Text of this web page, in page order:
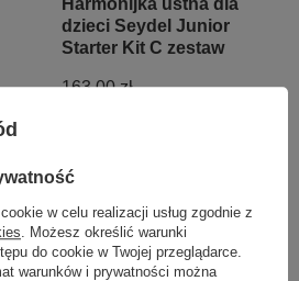
Harmonijka ustna dla
dzieci Seydel Junior
Starter Kit C zestaw
163,00 zł
w celu realizacji usług zgodnie z
. Możesz określić warunki
do cookie w Twojej przeglądarce.
warunków i prywatności można